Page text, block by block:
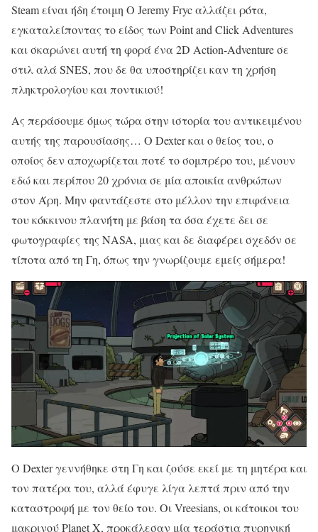
Steam είναι ήδη έτοιμη Ο Jeremy Fryc αλλάζει ρότα,
εγκαταλείποντας το είδος των Point and Click Adventures
και σκαρώνει αυτή τη φορά ένα 2D Action-Adventure σε
στιλ αλά SNES, που δε θα υποστηρίζει καν τη χρήση
πληκτρολογίου και ποντικιού!
Ας περάσουμε όμως τώρα στην ιστορία του αντικειμένου
αυτής της παρουσίασης… Ο Dexter και ο θείος του, ο
οποίος δεν αποχωρίζεται ποτέ το σομπρέρο του, μένουν
εδώ και περίπου 20 χρόνια σε μία αποικία ανθρώπων
στον Άρη. Μην φαντάζεστε στο μέλλον την επιφάνεια
του κόκκινου πλανήτη με βάση τα όσα έχετε δει σε
φωτογραφίες της NASA, μιας και δε διαφέρει σχεδόν σε
τίποτα από τη Γη, όπως την γνωρίζουμε εμείς σήμερα!
Ο Dexter γεννήθηκε στη Γη και ζούσε εκεί με τη μητέρα και
τον πατέρα του, αλλά έφυγε λίγα λεπτά πριν από την
καταστροφή με τον θείο του. Οι Vreesians, οι κάτοικοι του
μακρινού Planet X, προκάλεσαν μία τεράστια πυρηνική